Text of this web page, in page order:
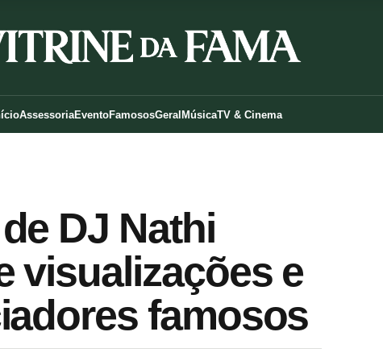
AssessoriaEventoFamososGeral MúsicaTV & Cinema
DJ Nathi
visualizações e
famosos